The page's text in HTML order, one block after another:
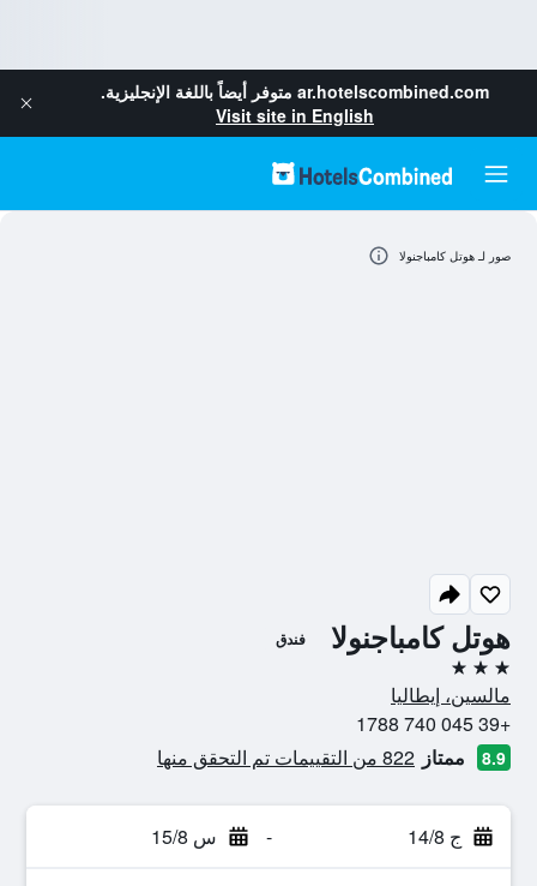
ar.hotelscombined.com متوفر أيضاً باللغة الإنجليزية.
Visit site in English
هوتل كامباجنولا فندق
3 نجوم
مالسين، إيطاليا
+39 045 740 1788
8.9 ممتاز 822 من التقييمات تم التحقق منها
ج 14/8 - س 15/8
صور لـ هوتل كامباجنولا